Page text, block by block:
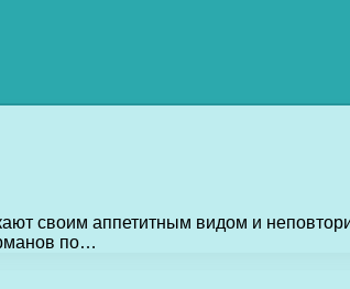
своим аппетитным видом и
по…